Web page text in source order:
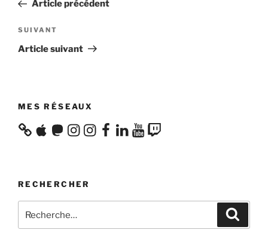
l’article
Article précédent
Article
suivant
SUIVANT
Article suivant
MES RÉSEAUX
AppleMastodon
Instagram
Instagram
Facebook
LinkedIn
YouTube
Twitch
RECHERCHER
pour